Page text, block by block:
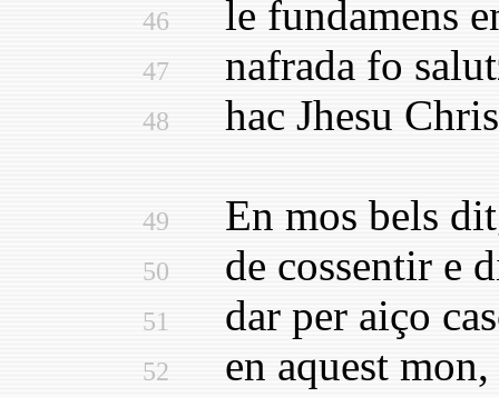
46 le fundamens
47 nafrada fo
48 hac Jhesu
49 En mos bels
50 de cossentir e
51 dar per aiço
52 en aquest mon,